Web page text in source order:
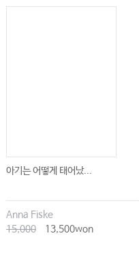
아기는 어떻게 태어났...
Anna Fiske
15,000
13,500won